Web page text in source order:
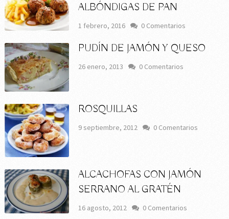
ALBÓNDIGAS DE PAN
1 febrero, 2016 0 Comentarios
PUDÍN DE JAMÓN Y QUESO
26 enero, 2013 0 Comentarios
ROSQUILLAS
9 septiembre, 2012 0 Comentarios
ALCACHOFAS CON JAMÓN
SERRANO AL GRATÉN
16 agosto, 2012 0 Comentarios